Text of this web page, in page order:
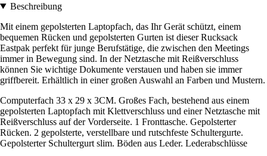
Beschreibung
Mit einem gepolsterten Laptopfach, das Ihr Gerät schützt, einem
bequemen Rücken und gepolsterten Gurten ist dieser Rucksack
Eastpak perfekt für junge Berufstätige, die zwischen den Meetings
immer in Bewegung sind. In der Netztasche mit Reißverschluss
können Sie wichtige Dokumente verstauen und haben sie immer
griffbereit. Erhältlich in einer großen Auswahl an Farben und Mustern.
Computerfach 33 x 29 x 3CM. Großes Fach, bestehend aus einem
gepolsterten Laptopfach mit Klettverschluss und einer Netztasche mit
Reißverschluss auf der Vorderseite. 1 Fronttasche. Gepolsterter
Rücken. 2 gepolsterte, verstellbare und rutschfeste Schultergurte.
Gepolsterter Schultergurt slim. Böden aus Leder. Lederabschlüsse